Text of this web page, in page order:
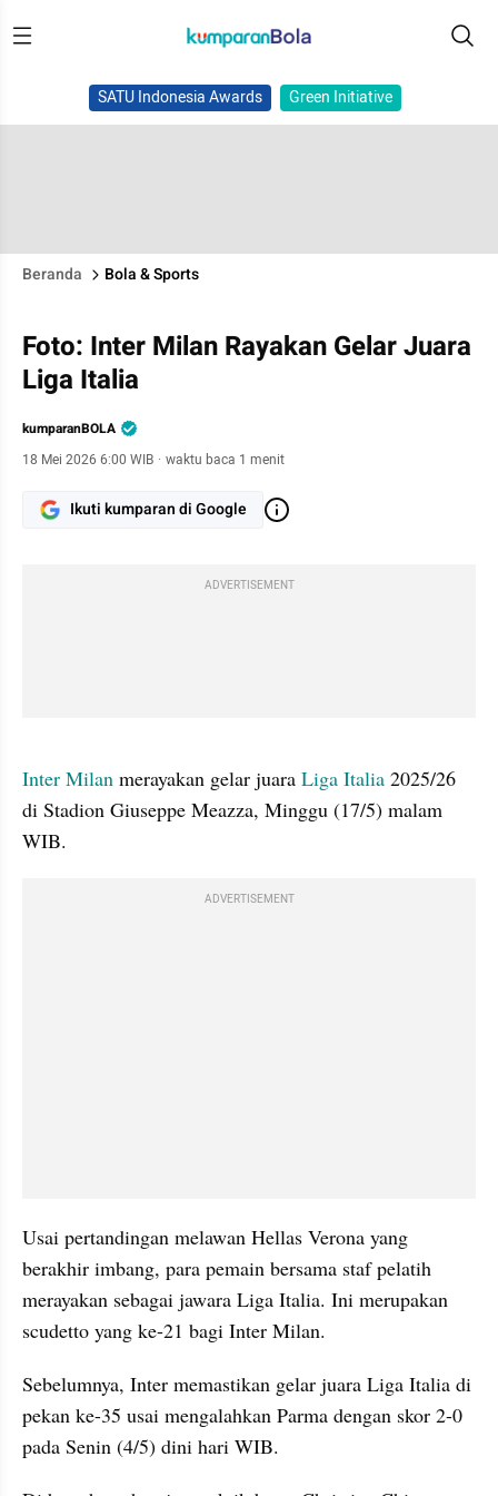
SATU Indonesia Awards Green Initiative
Beranda Bola & Sports
Foto: Inter Milan Rayakan Gelar Juara
Liga Italia
kumparanBOLA
18 Mei 2026 6:00 WIB · waktu baca 1 menit
Ikuti kumparan di Google
ADVERTISEMENT
Inter Milan merayakan gelar juara Liga Italia 2025/26
di Stadion Giuseppe Meazza, Minggu (17/5) malam
WIB.
ADVERTISEMENT
Usai pertandingan melawan Hellas Verona yang
berakhir imbang, para pemain bersama staf pelatih
merayakan sebagai jawara Liga Italia. Ini merupakan
scudetto yang ke-21 bagi Inter Milan.
Sebelumnya, Inter memastikan gelar juara Liga Italia di
pekan ke-35 usai mengalahkan Parma dengan skor 2-0
pada Senin (4/5) dini hari WIB.